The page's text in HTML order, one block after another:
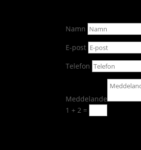
Namn
E-post
Telefon
Meddelande
1 + 2 =